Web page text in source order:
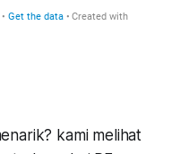
kami melihat